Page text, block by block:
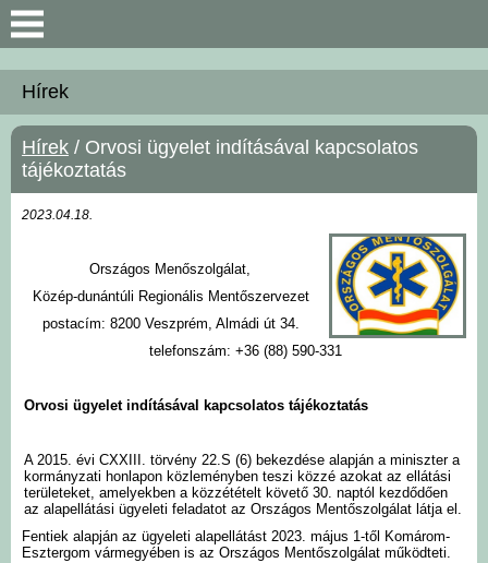
Keresés
Bemutatkozás
Önkormányzat
Közérdekű információk
Választási információk
Intézmények
Szlovák Önkormányzat
Hírek
Hírek / Orvosi ügyelet indításával kapcsolatos
tájékoztatás
2023.04.18.
Országos Menőszolgálat,
Közép-dunántúli Regionális Mentőszervezet
postacím: 8200 Veszprém, Almádi út 34.
telefonszám: +36 (88) 590-331
Orvosi ügyelet indításával kapcsolatos tájékoztatás
A 2015. évi CXXIII. törvény 22.S (6) bekezdése alapján a miniszter a
kormányzati honlapon közleményben teszi közzé azokat az ellátási
területeket, amelyekben a közzétételt követő 30. naptól kezdődően
az alapellátási ügyeleti feladatot az Országos Mentőszolgálat látja el.
Fentiek alapján az ügyeleti alapellátást 2023. május 1-től Komárom-
Esztergom vármegyében is az Országos Mentőszolgálat működteti.